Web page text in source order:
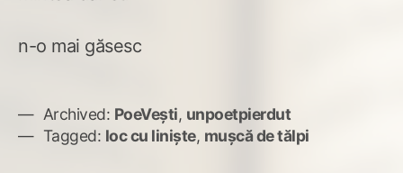
n-o mai găsesc
Archived: PoeVești, unpoetpierdut
Tagged: loc cu liniște, mușcă de tălpi